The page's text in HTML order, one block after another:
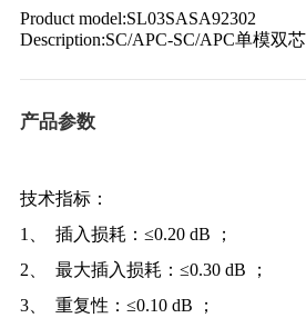
Product model:SL03SASA92302
Description:SC/APC-SC/APC单模双
产品参数
技术指标：
1、 插入损耗：≤0.20 dB ；
2、 最大插入损耗：≤0.30 dB ；
3、 重复性：≤0.10 dB ；